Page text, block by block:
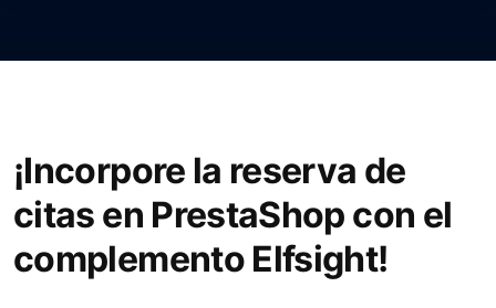
¡Incorpore la reserva de
citas en PrestaShop con el
complemento Elfsight!